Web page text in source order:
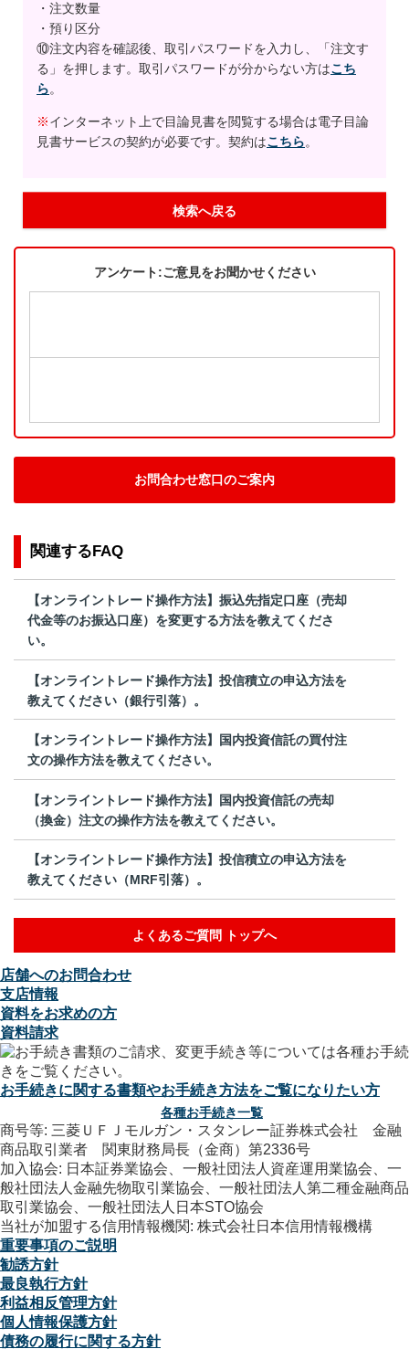
・注文数量
・預り区分
⑩注文内容を確認後、取引パスワードを入力し、「注文す
る」を押します。取引パスワードが分からない方はこち
ら。
※インターネット上で目論見書を閲覧する場合は電子目論
見書サービスの契約が必要です。契約はこちら。
検索へ戻る
アンケート:ご意見をお聞かせください
お問合わせ窓口のご案内
関連するFAQ
【オンライントレード操作方法】振込先指定口座（売却
代金等のお振込口座）を変更する方法を教えてくださ
い。
【オンライントレード操作方法】投信積立の申込方法を
教えてください（銀行引落）。
【オンライントレード操作方法】国内投資信託の買付注
文の操作方法を教えてください。
【オンライントレード操作方法】国内投資信託の売却
（換金）注文の操作方法を教えてください。
【オンライントレード操作方法】投信積立の申込方法を
教えてください（MRF引落）。
よくあるご質問 トップへ
店舗へのお問合わせ
支店情報
資料をお求めの方
資料請求
お手続きに関する書類やお手続き方法をご覧になりたい方
各種お手続き一覧
商号等: 三菱ＵＦＪモルガン・スタンレー証券株式会社 金融
商品取引業者 関東財務局長（金商）第2336号
加入協会: 日本証券業協会、一般社団法人資産運用業協会、一
般社団法人金融先物取引業協会、一般社団法人第二種金融商品
取引業協会、一般社団法人日本STO協会
当社が加盟する信用情報機関: 株式会社日本信用情報機構
重要事項のご説明
勧誘方針
最良執行方針
利益相反管理方針
個人情報保護方針
債務の履行に関する方針